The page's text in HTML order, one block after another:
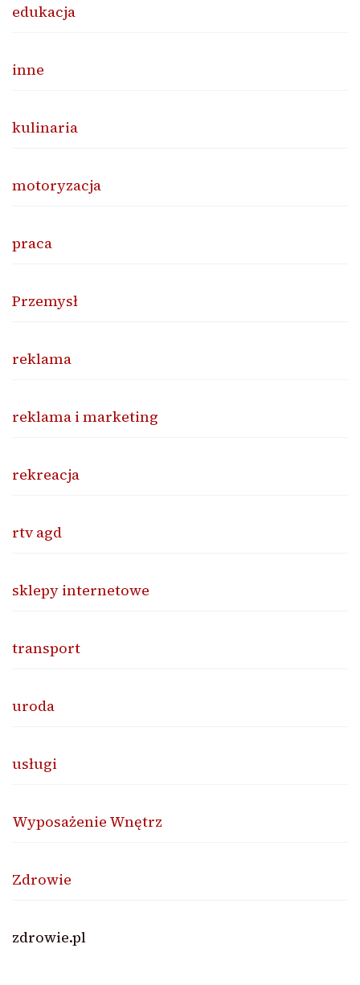
edukacja
inne
kulinaria
motoryzacja
praca
Przemysł
reklama
reklama i marketing
rekreacja
rtv agd
sklepy internetowe
transport
uroda
usługi
Wyposażenie Wnętrz
Zdrowie
zdrowie.pl